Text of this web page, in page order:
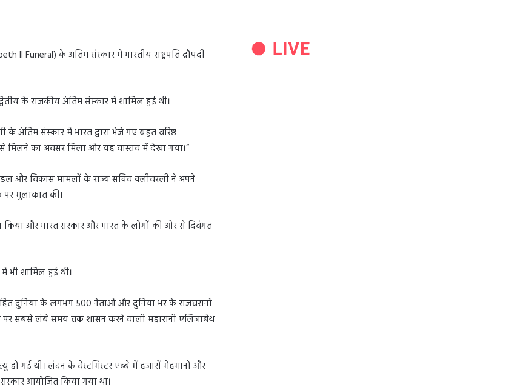
II Funeral) के अंतिम संस्कार में भारतीय राष्ट्रपति द्रौपदी
के राजकीय अंतिम संस्कार में शामिल हुई थी।
अंतिम संस्कार में भारत द्वारा भेजे गए बहुत वरिष्ठ
से मिलने का अवसर मिला और यह वास्तव में देखा गया।”
और विकास मामलों के राज्य सचिव क्लीवरली ने अपने
पर मुलाकात की।
किया और भारत सरकार और भारत के लोगों की ओर से दिवंगत
भी शामिल हुई थी।
सहित दुनिया के लगभग 500 नेताओं और दुनिया भर के राजघरानों
सबसे लंबे समय तक शासन करने वाली महारानी एलिजाबेथ
हो गई थी। लंदन के वेस्टमिंस्टर एब्बे में हजारों मेहमानों और
आयोजित किया गया था।